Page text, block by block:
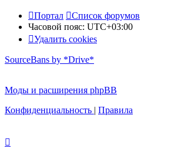
Портал
Список форумов
Часовой пояс: UTC+03:00
Удалить cookies
SourceBans by *Drive*
Моды и расширения phpBB
Конфиденциальность | Правила